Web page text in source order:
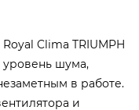
Clima TRIUMPH
уровень шума,
в работе.
и